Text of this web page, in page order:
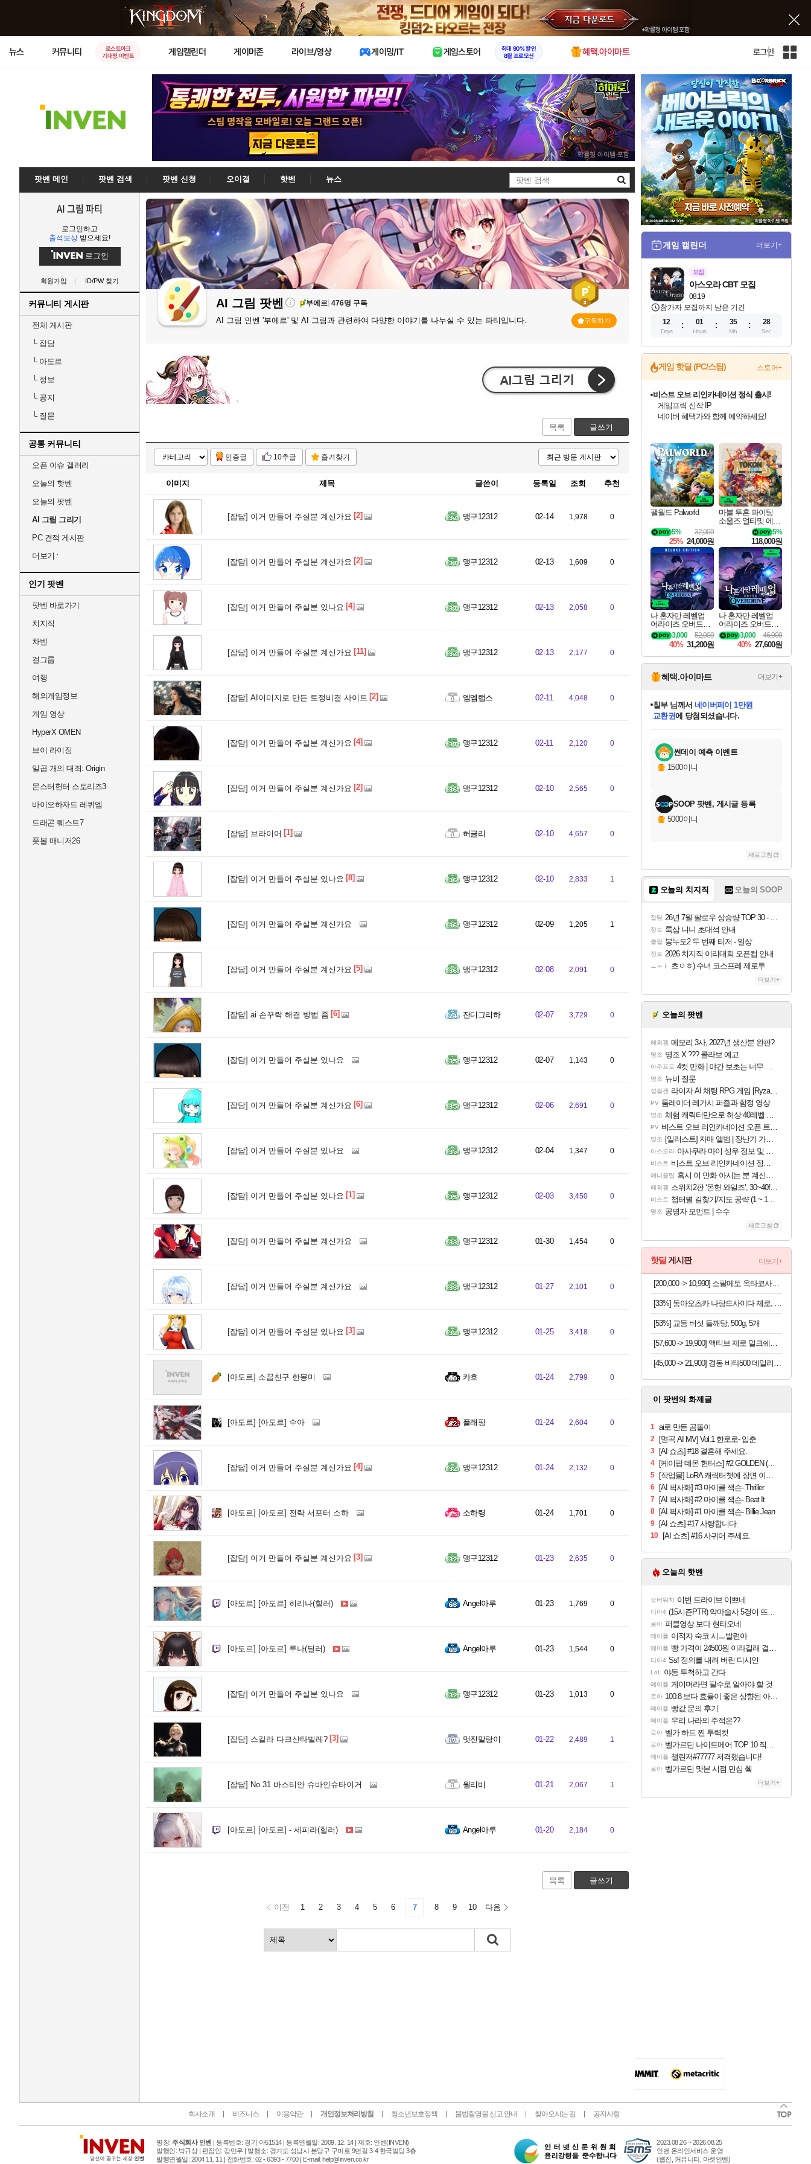
X
뉴스 커뮤니티
로스트아크
기대평 이벤트
게임캘린더 게이머존 라이브/영상 게이밍/IT 게임스토어
최대 90% 할인
8월 프로모션
혜택.아이마트 로그인
인
사
이
트
맵
팟벤 메인 팟벤 검색 팟벤 신청 오이갤 핫벤
뉴스
검
색
AI 그림 파티
로그인하고
출석보상 받으세요!
로그인
회원가입 ID/PW 찾기
커뮤니티 게시판
전체 게시판
└잡담
└아도르
└정보
└공지
└질문
공통 커뮤니티
오픈 이슈 갤러리
오늘의 핫벤
오늘의 팟벤
AI 그림 그리기
PC 견적 게시판
더보기
인기 팟벤
팟벤 바로가기
치지직
차벤
걸그룹
여행
해외게임정보
게임 영상
HyperX OMEN
브이 라이징
일곱 개의 대죄: Origin
몬스터헌터 스토리즈3
바이오하자드 레퀴엠
드래곤 퀘스트7
풋볼 매니저26
AI 그림 팟벤 부에르 476명 구독
AI 그림 인벤 '부에르' 및 AI 그림과 관련하여 다양한 이야기를 나누실 수 있는 파티입니다. 구독하기
목록 글쓰기
인증글 10추글 즐겨찾기
이미지 제목 글쓴이 등록일 조회 추천
[잡담] 이거 만들어 주실분 계신가요 [2] 맹구12312 02-14 1,978 0
[잡담] 이거 만들어 주실분 계신가요 [2] 맹구12312 02-13 1,609 0
[잡담] 이거 만들어 주실분 있나요 [4] 맹구12312 02-13 2,058 0
[잡담] 이거 만들어 주실분 계신가요 [11] 맹구12312 02-13 2,177 0
[잡담] AI이미지로 만든 토정비결 사이트 [2] 엠엠랩스 02-11 4,048 0
[잡담] 이거 만들어 주실분 계신가요 [4] 맹구12312 02-11 2,120 0
[잡담] 이거 만들어 주실분 계신가요 [2] 맹구12312 02-10 2,565 0
[잡담] 브라이어 [1] 허글리 02-10 4,657 0
[잡담] 이거 만들어 주실분 있나요 [8] 맹구12312 02-10 2,833 1
[잡담] 이거 만들어 주실분 계신가요 맹구12312 02-09 1,205 1
[잡담] 이거 만들어 주실분 계신가요 [5] 맹구12312 02-08 2,091 0
[잡담] ai 손꾸락 해결 방법 좀 [6] 잔디그리하 02-07 3,729 0
[잡담] 이거 만들어 주실분 있나요 맹구12312 02-07 1,143 0
[잡담] 이거 만들어 주실분 계신가요 [6] 맹구12312 02-06 2,691 0
[잡담] 이거 만들어 주실분 있나요 맹구12312 02-04 1,347 0
[잡담] 이거 만들어 주실분 있나요 [1] 맹구12312 02-03 3,450 0
[잡담] 이거 만들어 주실분 계신가요 맹구12312 01-30 1,454 0
[잡담] 이거 만들어 주실분 계신가요 맹구12312 01-27 2,101 0
[잡담] 이거 만들어 주실분 있나요 [3] 맹구12312 01-25 3,418 0
[아도르] 소꿉친구 한몽미 카호 01-24 2,799 0
[아도르] [아도르] 수아 플래핑 01-24 2,604 0
[잡담] 이거 만들어 주실분 계신가요 [4] 맹구12312 01-24 2,132 0
[아도르] [아도르] 전략 서포터 소하 소하령 01-24 1,701 0
[잡담] 이거 만들어 주실분 계신가요 [3] 맹구12312 01-23 2,635 0
[아도르] [아도르] 히리나(힐러) Angel아루 01-23 1,769 0
[아도르] [아도르] 루나(딜러) Angel아루 01-23 1,544 0
[잡담] 이거 만들어 주실분 있나요 맹구12312 01-23 1,013 0
[잡담] 스칼라 다크산타빌레? [3] 멋진말랑이 01-22 2,489 1
[잡담] No.31 바스티안 슈바인슈타이거 윌리비 01-21 2,067 1
[아도르] [아도르] - 세피라(힐러) Angel아루 01-20 2,184 0
목록 글쓰기
이전 1 2 3 4 5 6 7 8 9 10 다음
게임 캘린더 더보기+
모집
08.19
아스오라 CBT 모집
참가자 모집까지 남은 기간
12
Days
01
Hours
35
Min
27
Sec
게임 핫딜 (PC/스팀) 스토어+
최대 90% 할인가를 만나보세요!
네이버혜택과 함께 만나보세요!
50%할인&추가 적립까지!
이니&베니 혜택까지!
비스트 오브 리인카네이션 정식 출시!
게임프릭 신작 IP
네이버 혜택가와 함께 예약하세요!
할인&네이버혜택으로 만나보세요!
네이버페이 혜택과 만나보세요!
40주년 프로모션으로 만나보세요!
네이버 포인트 혜택까지!
할인가에 만나보세요!
일부 에디션 상시 할인!
혜택으로 예약 판매 중
편안하게 충전하세요
팰월드 Palworld
32,000
5%
25% 24,000원
마블 투혼 파이팅
소울즈 얼티밋 에디
션 예약구매 MARV
EL Tokon Fighting S
ouls Ultimate Edition
Pre-Purchase
5%
118,000원
나 혼자만 레벨업
어라이즈 오버드라
이브 디럭스 에디션
Solo Leveling Arise
Overdrive Deluxe Edi
tion
52,000
3,000
40% 31,200원
나 혼자만 레벨업
어라이즈 오버드라
이브 Solo Leveling A
rise
46,000
3,000
40% 27,600원
혜택.아이마트 더보기+
당첨되셨습니다.
당첨되셨습니다.
칠부님께서 네이버페이 1만원
교환권에 당첨되셨습니다.
당첨되셨습니다.
당첨되셨습니다.
에디션 (스팀코드)를 교환.
당첨되셨습니다.
당첨되셨습니다.
당첨되셨습니다.
당첨되셨습니다.
썬데이 예측 이벤트
1500이니
SOOP 팟벤, 게시글 등록
5000이니
새로고침
오늘의 치지직 오늘의 SOOP
잡담 26년 7월 팔로우 상승량 TOP 30 - 월간 치지직
정보 룩삼 니니 초대석 안내
클립 봉누도2 두 번째 티저 - 일상
정보 2026 치지직 이리대회 오픈컵 안내
ㅗㅜㅑ 초ㅇㅎ) 수녀 코스프레 제로투
더보기+
오늘의 팟벤
해외겜 메모리 3사, 2027년 생산분 완판?
명조 명조 X ??? 콜라보 예고
아주프로 4컷 만화 | 야간 보초는 너무 힘들어
명조 뉴비 질문
섭컬겜 라이자 AI 채팅 RPG 게임 [RyzaChat: AI] 공개
PV 툼레이더 레가시 퍼즐과 함정 영상
명조 체험 캐릭터만으로 허상 40레벨 하이와티아 5분 컷!｜에이메스·린네·모니에 명함
PV 비스트 오브 리인카네이션 오픈 트레일러
명조 [일러스트] 자매 앨범 | 장난기 가득한 오후의 공원 (리메이크판)
아스오라 아사쿠라 마이 성우 정보 및 주요 필모
비스트 비스트 오브 리인카네이션 정보/공략글 모음
애니클립 혹시 이 만화 아시는 분 계신가요
해외겜 스위치2판 ‘몬헌 와일즈’, 30~40fps 목표 추정
비스트 챕터별 길찾기/지도 공략 (1 ~ 12장)
명조 공명자 모먼트 | 수수
새로고침
핫딜 게시판 더보기+
[200,000 -> 10,990] 소팔메토 옥타코사놀 포맨 x 2박스
[33%] 동아오츠카 나랑드사이다 제로, 오리지널, 345ml, 24개
[53%] 교동 버섯 들깨탕, 500g, 5개
[57,600 -> 19,900] 액티브 제로 밀크쉐이크 250ml x 18개
[45,000 -> 21,900] 경동 비타500 데일리스틱 180포
이 팟벤의 화제글
1 ai로 만든 곰돌이
2 [명곡 AI MV] Vol.1 한로로- 입춘
3 [AI 쇼츠] #18 결혼해 주세요.
4 [케이팝 데몬 헌터스] #2 GOLDEN (AI 실사화)
5 [작업물] LoRA 캐릭터챗에 장면 이미지를 붙여본 결과
6 [AI 픽사화] #3 마이클 잭슨- Thriller
7 [AI 픽사화] #2 마이클 잭슨- Beat It
8 [AI 픽사화] #1 마이클 잭슨- Billie Jean
9 [AI 쇼츠] #17 사랑합니다.
10 [AI 쇼츠] #16 사귀어 주세요.
오늘의 핫벤
오버워치 이번 드라이브 이쁘네
디아4 (15시즌PTR) 악마술사 5경이 뜨네요
로아 퍼클영상 보다 현타오네
메이플 이적자 숙코 시ㅡ발련아
메이플 빵 가격이 24500원 이라길래 결제 취소하고 나왔다
디아4 Ssf 정의를 내려 버린 디시인
LoL 야동 투척하고 간다
메이플 게이머라면 필수로 알아야 할 것
로아 100:8 보다 효율이 좋은 상향된 아제나 ㄷㄷ
메이플 빵값 문의 후기
메이플 우리 나라의 주적은??
로아 벨가 하드 찐 투력컷
로아 벨가르딘 나이트메어 TOP 10 직업별 분포
메이플 챌린저#77777 저격했습니다!
로아 벨가르딘 맛본 시점 민심 췤
더보기+
회사소개 비즈니스 이용약관 개인정보처리방침 청소년보호정책 불법촬영물 신고 안내 찾아오시는 길 공지사항
명칭: 주식회사 인벤 | 등록번호: 경기 아51514 | 등록연월일: 2009. 12. 14 | 제호: 인벤(INVEN)
발행인: 박규상 | 편집인: 강민우 | 발행소: 경기도 성남시 분당구 구미로 9번길 3-4 한국빌딩 3층
발행연월일: 2004 11. 11 | 전화번호: 02 - 6393 - 7700 | E-mail: help@inven.co.kr
터
넷
2023.08.26 ~ 2026.08.25
인벤 온라인서비스 운영
(웹진, 커뮤니티, 마켓인벤)